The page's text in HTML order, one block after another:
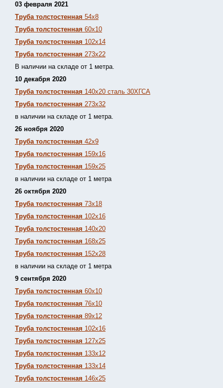
03 февраля 2021
Труба толстостенная 54х8
Труба толстостенная 60х10
Труба толстостенная 102х14
Труба толстостенная 273х22
В наличии на складе от 1 метра.
10 декабря 2020
Труба толстостенная 140х20 сталь 30ХГСА
Труба толстостенная 273х32
в наличии на складе от 1 метра.
26 ноября 2020
Труба толстостенная 42х9
Труба толстостенная 159х16
Труба толстостенная 159х25
в наличии на складе от 1 метра
26 октября 2020
Труба толстостенная 73х18
Труба толстостенная 102х16
Труба толстостенная 140х20
Труба толстостенная 168х25
Труба толстостенная 152х28
в наличии на складе от 1 метра
9 сентября 2020
Труба толстостенная 60х10
Труба толстостенная 76х10
Труба толстостенная 89х12
Труба толстостенная 102х16
Труба толстостенная 127х25
Труба толстостенная 133х12
Труба толстостенная 133х14
Труба толстостенная 146х25